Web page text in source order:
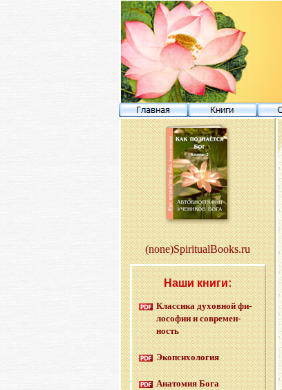
(none)SpiritualBooks.ru
Наши книги:
Клас­си­ка ду­хов­ной фи­
ло­со­фии и со­вре­мен­
ность
Эко­пси­хо­ло­гия
Ана­то­мия Бога